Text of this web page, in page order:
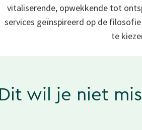
vitaliserende, opwekkende tot
services geïnspireerd op de filosofie
te
Dit wil je niet